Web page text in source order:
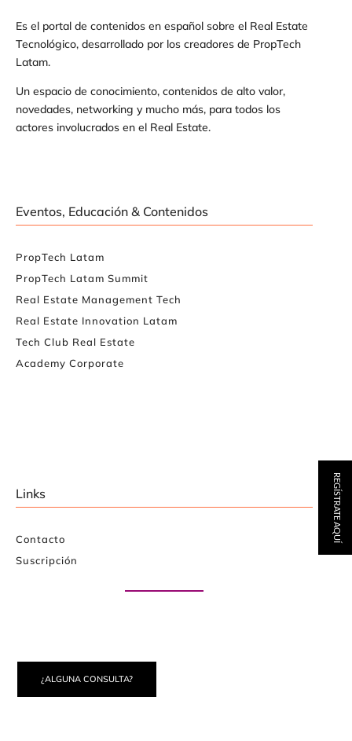
Es el portal de contenidos en español sobre el Real Estate
Tecnológico, desarrollado por los creadores de PropTech
Latam.
Un espacio de conocimiento, contenidos de alto valor,
novedades, networking y mucho más, para todos los
actores involucrados en el Real Estate.
Eventos, Educación & Contenidos
PropTech Latam
PropTech Latam Summit
Real Estate Management Tech
Real Estate Innovation Latam
Tech Club Real Estate
Academy Corporate
Links
Contacto
Suscripción
¿ALGUNA CONSULTA?
REGÍSTRATE AQUÍ